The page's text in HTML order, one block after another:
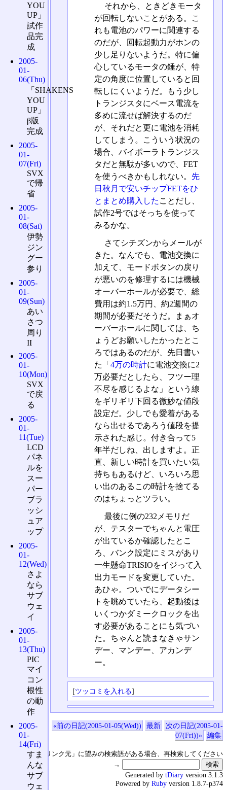
それから、ときどきモータ
が回転しないことがある。こ
れも電池のパワーに関連する
のだが、回転起動力がホンの
少し足りないようだ。特に偏
心しているモータの錘が、特
定の角度に位置していると回
転しにくいようだ。もう少し
トランジスタにベース電流を
多めに流せば解決するのだ
が、それだと更に電池を消耗
してしまう。こういう状況の
場合、バイポーラトランジス
タだと無駄が多いので、FET
を使うべきかもしれない。 先
日秋月で安いチップFETをひ
とまとめ購入した ことだし、
試作2号ではそっちを使って
みるかな。
さてシチズンからメールが
きた。なんでも、電池交換に
加えて、モードボタンの戻り
が悪いのを修理するには機械
オーバーホールが必要で、総
費用は約1.5万円、約2週間の
期間が必要だそうだ。まぁオ
ーバーホールに関しては、ち
ょうどお願いしたかったとこ
ろではあるのだが、先日書い
た「 4万の時計に電池交換に2
万必要だとしたら、フツー理
不尽を感じるよな」という線
をギリギリ下回る微妙な値段
設定だ。少しでも愛着がある
なら出せるであろう値段を提
示された感じ。付き合って5
年半だしね、出しますよ。正
直、新しい時計を買いたい気
持ちもあるけど、いろいろ思
い出のあるこの時計を捨てる
のはちょっとツラい。
最後に例の232メモリだ
が、テスターでちゃんと電圧
が出ているか確認したとこ
ろ、バンク設定にミスがあり
一生懸命TRISIOをイジって入
出力モードを変更していた。
あひゃ。ついでにデータシー
トを眺めていたら、起動後は
いくつかダミークロックを出
す必要があることにも気づい
た。ちゃんと読まなきゃサン
デー、マンデー、アカンデ
ー。
[ツッコミを入れる]
«前の日記(2005-01-05(Wed)) 最新
次の日記(2005-01-
07(Fri))»
編集
↑の「本日のリンク元」に望みの検索語がある場合、再検索してください
→
YOU
UP」
試作
品完
成
2005-
01-
06(Thu)
「SHAKENS
YOU
UP」
β版
完成
2005-
01-
07(Fri)
SVX
で帰
省
2005-
01-
08(Sat)
伊勢
ジン
グー
参り
2005-
01-
09(Sun)
あい
さつ
周り
II
2005-
01-
10(Mon)
SVX
で戻
る
2005-
01-
11(Tue)
LCD
パネ
ルを
スー
パー
ブラ
ッシ
ュア
ップ
2005-
01-
12(Wed)
さよ
なら
サブ
ウェ
イ
2005-
01-
13(Thu)
PIC
マイ
コン
根性
の動
作
2005-
01-
14(Fri)
すま
んな
サブ
ウェ
Generated by tDiary version 3.1.3
Powered by Ruby version 1.8.7-p374